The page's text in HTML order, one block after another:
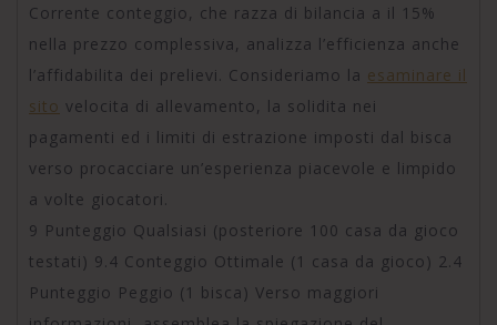
Corrente conteggio, che razza di bilancia a il 15%
nella prezzo complessiva, analizza l’efficienza anche
l’affidabilita dei prelievi. Consideriamo la esaminare il
sito velocita di allevamento, la solidita nei
pagamenti ed i limiti di estrazione imposti dal bisca
verso procacciare un’esperienza piacevole e limpido
a volte giocatori.
9 Punteggio Qualsiasi (posteriore 100 casa da gioco
testati) 9.4 Conteggio Ottimale (1 casa da gioco) 2.4
Punteggio Peggio (1 bisca) Verso maggiori